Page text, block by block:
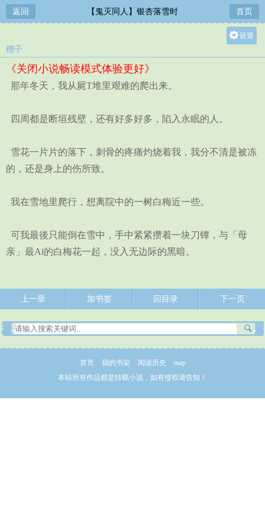
返回 【鬼灭同人】银杏落雪时 首页
设置
楔子
《关闭小说畅读模式体验更好》
那年冬天，我从屍T堆里艰难的爬出来。
四周都是断垣残壁，还有好多好多，陷入永眠的人。
雪花一片片的落下，刺骨的疼痛灼烧着我，我分不清是被冻
的，还是身上的伤所致。
我在雪地里爬行，想离院中的一树白梅近一些。
可我最後只能倒在雪中，手中紧紧攒着一块刀镡，与「母
亲」最Ai的白梅花一起，没入无边际的黑暗。
上一章 加书签 回目录 下一页
首页 我的书架 阅读历史
map
本站所有作品都是转载小说，如有侵权请告知！